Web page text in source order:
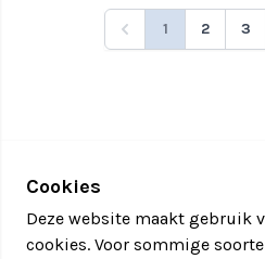
1 2 3
Cookies
Deze website maakt gebruik
cookies. Voor sommige